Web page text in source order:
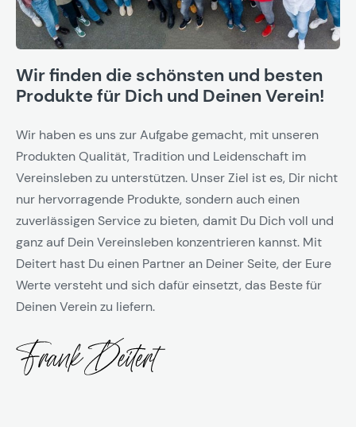
Wir finden die schönsten und besten
Produkte für Dich und Deinen Verein!
Wir haben es uns zur Aufgabe gemacht, mit unseren
Produkten Qualität, Tradition und Leidenschaft im
Vereinsleben zu unterstützen. Unser Ziel ist es, Dir nicht
nur hervorragende Produkte, sondern auch einen
zuverlässigen Service zu bieten, damit Du Dich voll und
ganz auf Dein Vereinsleben konzentrieren kannst. Mit
Deitert hast Du einen Partner an Deiner Seite, der Eure
Werte versteht und sich dafür einsetzt, das Beste für
Deinen Verein zu liefern.